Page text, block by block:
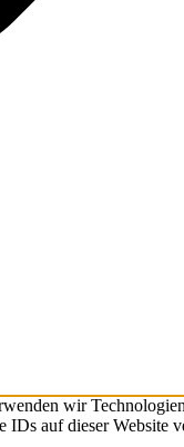
wir
IDs auf dieser